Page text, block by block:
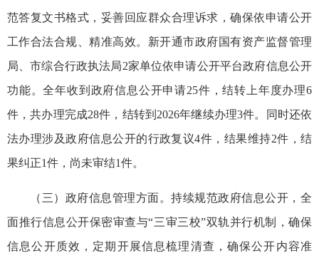
范答复文书格式，妥善回应群众合理诉求，确保依申请公开
工作合法合规、精准高效。新开通市政府国有资产监督管理
局、市综合行政执法局2家单位依申请公开平台政府信息公开
功能。全年收到政府信息公开申请25件，结转上年度办理6
件，共办理完成28件，结转到2026年继续办理3件。同时还依
法办理涉及政府信息公开的行政复议4件，结果维持2件，结
果纠正1件，尚未审结1件。
（三）政府信息管理方面。持续规范政府信息公开，全
面推行信息公开保密审查与“三审三校”双轨并行机制，确保
信息公开质效，定期开展信息梳理清查，确保公开内容准